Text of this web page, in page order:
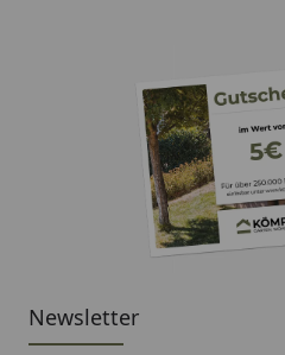
Newsletter